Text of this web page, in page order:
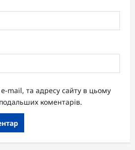
mail, та адресу сайту в цьому
коментарів.